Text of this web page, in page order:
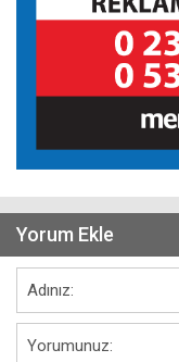
Yorum Ekle